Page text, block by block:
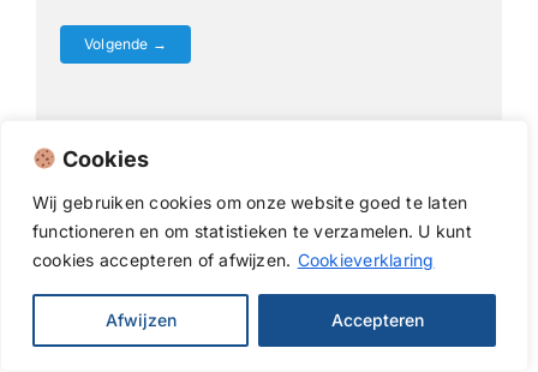
Cookies
Wij gebruikencookiesomonzewebsitegoedte laten
functionerenen om statistieken teverzamelen. U kunt
cookies accepteren of afwijzen. Cookieverklaring
Afwijzen Accepteren
Uw gegevens worden veilig en versleuteld
Met het versturen van dit formulier
accepteert u onzealgemene voorwaarden.
aanvraag netjes af te handelen.